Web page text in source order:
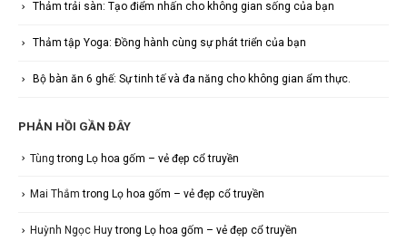
Thảm trải sàn: Tạo điểm nhấn cho không gian sống của bạn
Thảm tập Yoga: Đồng hành cùng sự phát triển của bạn
Bộ bàn ăn 6 ghế: Sự tinh tế và đa năng cho không gian ẩm thực.
PHẢN HỒI GẦN ĐÂY
Tùng trong Lọ hoa gốm – vẻ đẹp cổ truyền
Mai Thắm trong Lọ hoa gốm – vẻ đẹp cổ truyền
Huỳnh Ngọc Huytrong Lọ hoa gốm – vẻ đẹp cổ truyền